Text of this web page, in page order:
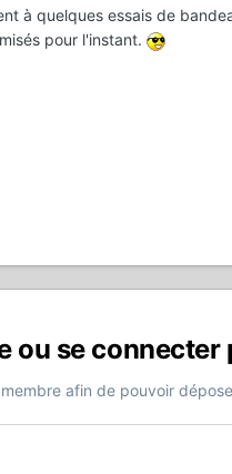
à quelques essais de
pour l'instant.
ou se
afin de pouvoir